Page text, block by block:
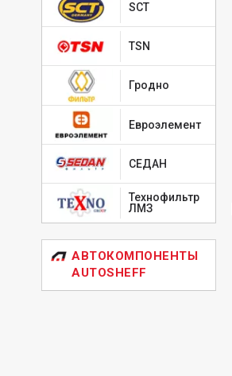
SCT
TSN
Гродно
Евроэлемент
СЕДАН
Технофильтр
ЛМЗ
АВТОКОМПОНЕНТЫ
AUTOSHEFF
Накладка тормозная
(сверлёная расточеная) ТИИР
укороченная
489 Р